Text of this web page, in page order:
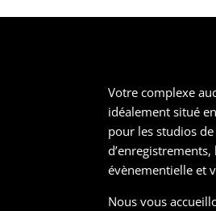
Votre complexe
idéalement situé
pour les studios
évènementielle et
Nous vous